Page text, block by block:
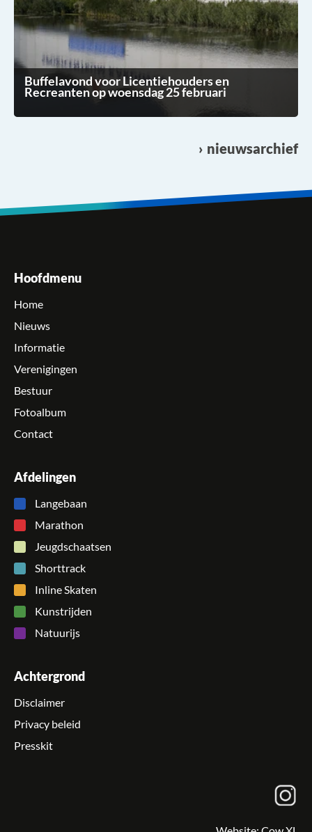
Buffelavond voor Licentiehouders en
Recreanten op woensdag 25 februari
nieuwsarchief
Hoofdmenu
Home
Nieuws
Informatie
Verenigingen
Bestuur
Fotoalbum
Contact
Afdelingen
Langebaan
Marathon
Jeugdschaatsen
Shorttrack
Inline Skaten
Kunstrijden
Natuurijs
Achtergrond
Disclaimer
Privacy beleid
Presskit